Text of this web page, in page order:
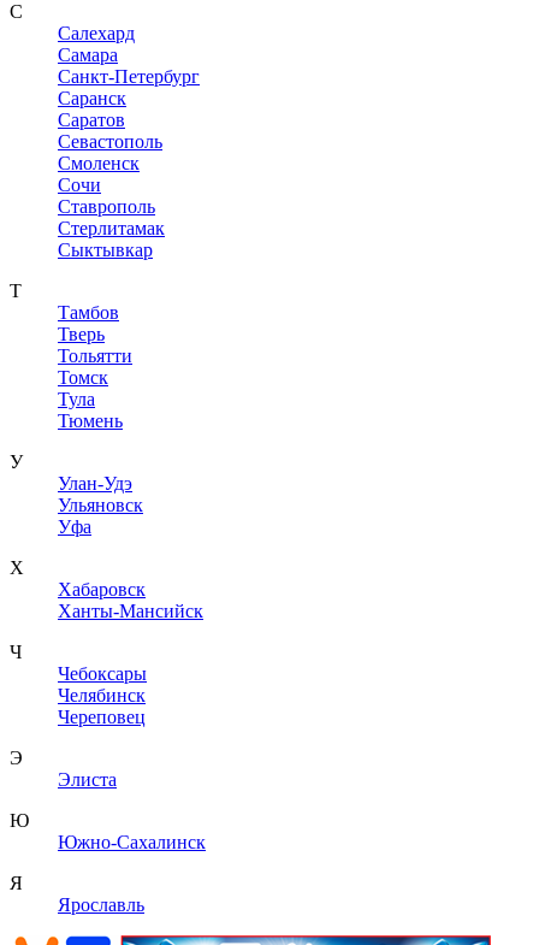
С
Салехард
Самара
Санкт-Петербург
Саранск
Саратов
Севастополь
Смоленск
Сочи
Ставрополь
Стерлитамак
Сыктывкар
Т
Тамбов
Тверь
Тольятти
Томск
Тула
Тюмень
У
Улан-Удэ
Ульяновск
Уфа
Х
Хабаровск
Ханты-Мансийск
Ч
Чебоксары
Челябинск
Череповец
Э
Элиста
Ю
Южно-Сахалинск
Я
Ярославль